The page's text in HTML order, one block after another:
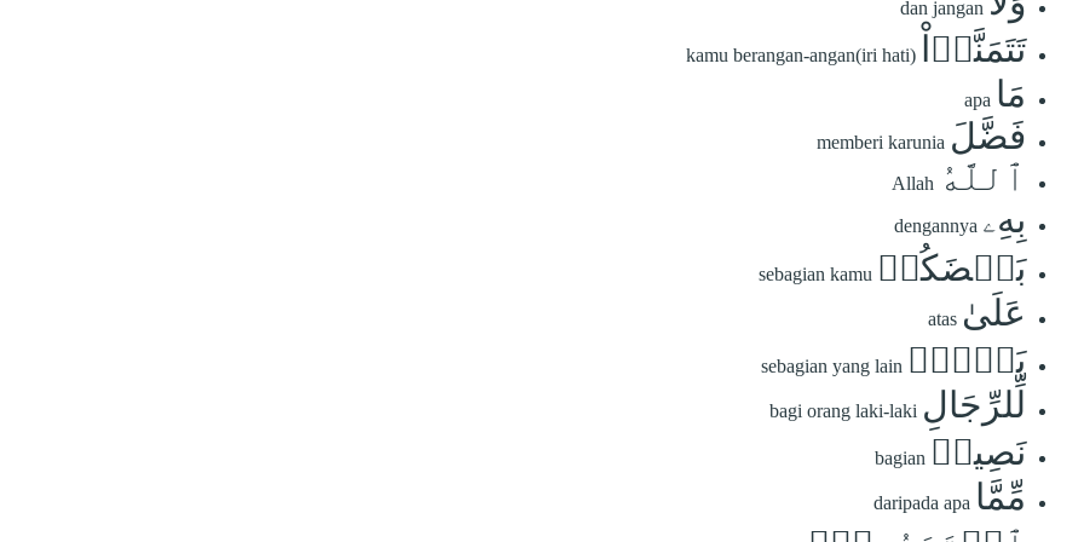
dan jangan
تَتَمَنَّوۡاْ kamu berangan-angan(iri hati)
مَا apa
فَضَّلَ memberi karunia
ٱللَّهُ Allah
بِهِۦ dengannya
بَعۡضَكُمۡ sebagian kamu
عَلَىٰ atas
بَعۡضٖۚ sebagian yang lain
لِّلرِّجَالِ bagi orang laki-laki
نَصِيبٞ bagian
مِّمَّا daripada apa